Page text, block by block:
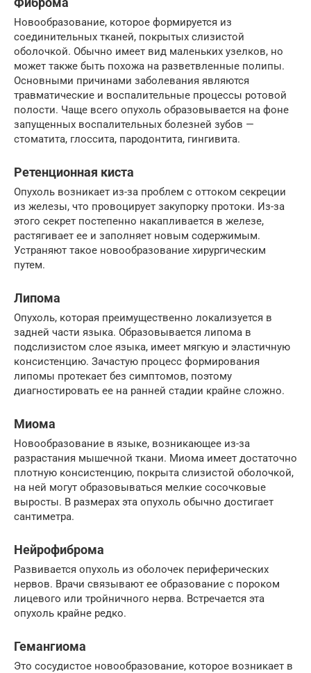
Новообразование, которое формируется из
соединительных тканей, покрытых слизистой
оболочкой. Обычно имеет вид маленьких узелков, но
может также быть похожа на разветвленные полипы.
Основными причинами заболевания являются
травматические и воспалительные процессы ротовой
полости. Чаще всего опухоль образовывается на фоне
запущенных воспалительных болезней зубов —
стоматита, глоссита, пародонтита, гингивита.
Ретенционная киста
Опухоль возникает из-за проблем с оттоком секреции
из железы, что провоцирует закупорку протоки. Из-за
этого секрет постепенно накапливается в железе,
растягивает ее и заполняет новым содержимым.
Устраняют такое новообразование хирургическим
путем.
Липома
Опухоль, которая преимущественно локализуется в
задней части языка. Образовывается липома в
подслизистом слое языка, имеет мягкую и эластичную
консистенцию. Зачастую процесс формирования
липомы протекает без симптомов, поэтому
диагностировать ее на ранней стадии крайне сложно.
Миома
Новообразование в языке, возникающее из-за
разрастания мышечной ткани. Миома имеет достаточно
плотную консистенцию, покрыта слизистой оболочкой,
на ней могут образовываться мелкие сосочковые
выросты. В размерах эта опухоль обычно достигает
сантиметра.
Нейрофиброма
Развивается опухоль из оболочек периферических
нервов. Врачи связывают ее образование с пороком
лицевого или тройничного нерва. Встречается эта
опухоль крайне редко.
Гемангиома
Это сосудистое новообразование, которое возникает в